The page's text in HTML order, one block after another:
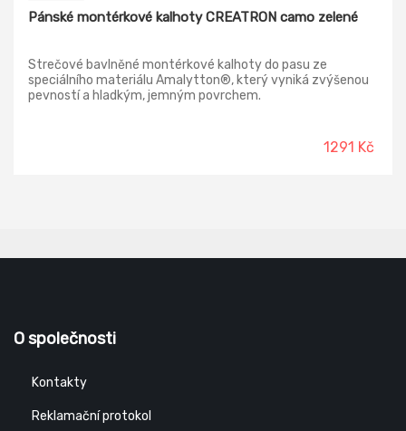
Pánské montérkové kalhoty CREATRON camo zelené
Strečové bavlněné montérkové kalhoty do pasu ze
speciálního materiálu Amalytton®, který vyniká zvýšenou
pevností a hladkým, jemným povrchem.
1291 Kč
O společnosti
Kontakty
Reklamační protokol